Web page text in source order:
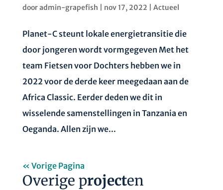
dooradmin-grapefish nov 17, 2022 Actueel
Planet-C steunt lokale energietransitie die
door jongeren wordt vormgegeven Met het
team Fietsen voor Dochters hebben we in
2022 voor de derde keer meegedaan aan de
Africa Classic. Eerder deden we dit in
wisselende samenstellingen in Tanzania en
Oeganda. Allen zijn we...
« Vorige Pagina
Overige projecten